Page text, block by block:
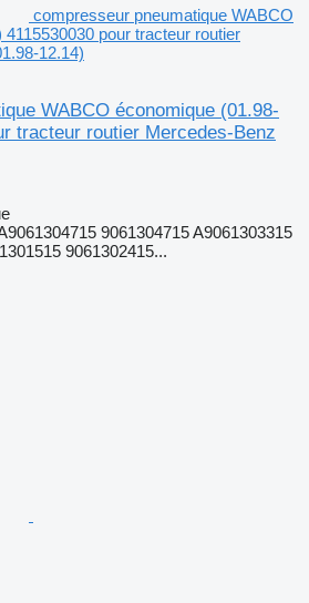
compresseur pneumatique WABCO
pour tracteur routier
12.14)
WABCO économique (01.98-
tracteur routier Mercedes-Benz
9061304715 A9061303315
9061302415...